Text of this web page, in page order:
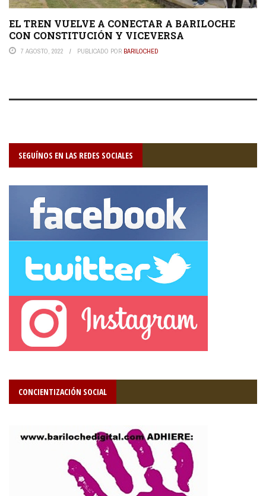
EL TREN VUELVE A CONECTAR A BARILOCHE
CON CONSTITUCIÓN Y VICEVERSA
7 AGOSTO, 2022 PUBLICADO POR BARILOCHED
SEGUÍNOS EN LAS REDES SOCIALES
CONCIENTIZACIÓN SOCIAL